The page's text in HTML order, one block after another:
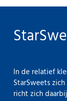
In de relatief
StarSweets
richt zich